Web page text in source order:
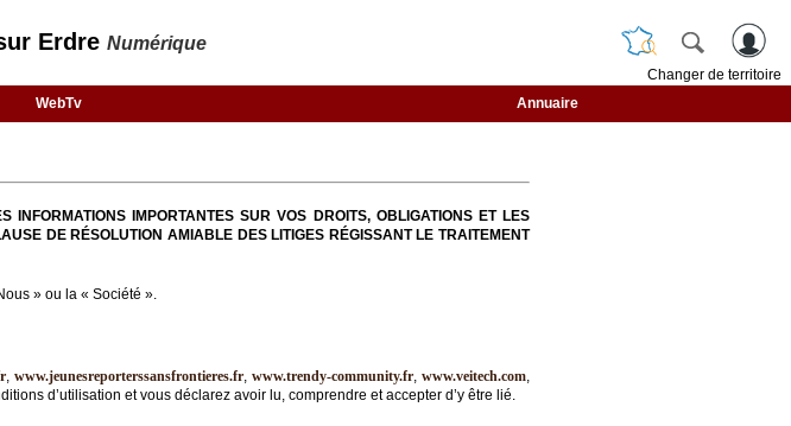
Erdre Numérique
Changer de territoire
WebTv Annuaire
INFORMATIONS IMPORTANTES SUR VOS DROITS, OBLIGATIONS ET LES
DE RÉSOLUTION AMIABLE DES LITIGES RÉGISSANT LE TRAITEMENT
» ou la « Société ».
,www.jeunesreporterssansfrontieres.fr,www.trendy-community.fr,www.veitech.com,
d’utilisation et vous déclarez avoir lu, comprendre et accepter d’y être lié.